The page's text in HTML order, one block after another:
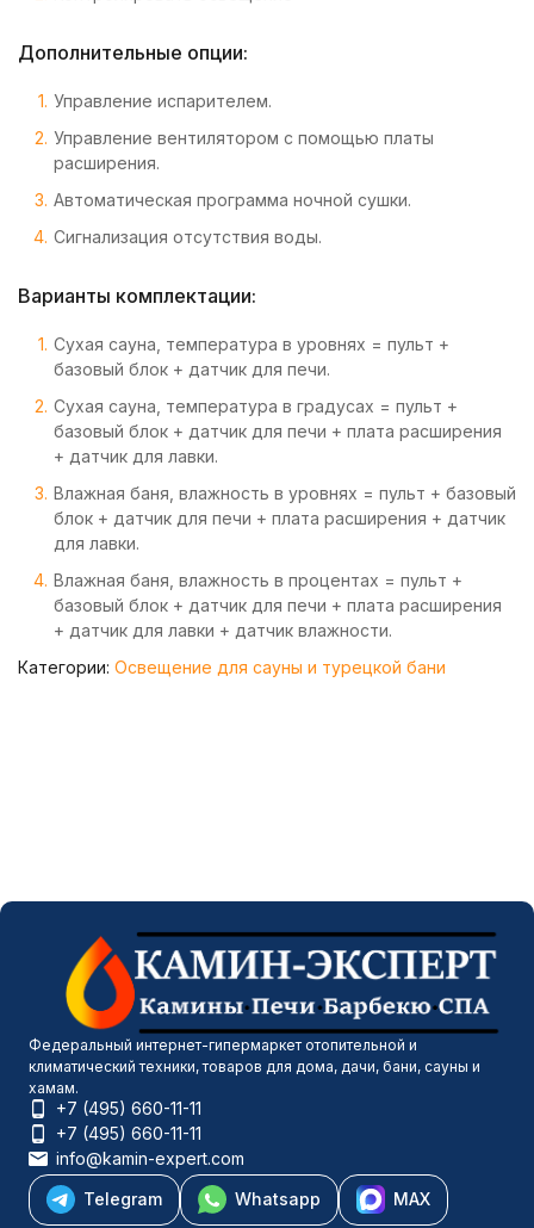
Дополнительные опции:
Управление испарителем.
Управление вентилятором с помощью платы
расширения.
Автоматическая программа ночной сушки.
Сигнализация отсутствия воды.
Варианты комплектации:
Сухая сауна, температура в уровнях = пульт +
базовый блок + датчик для печи.
Сухая сауна, температура в градусах = пульт +
базовый блок + датчик для печи + плата расширения
+ датчик для лавки.
Влажная баня, влажность в уровнях = пульт + базовый
блок + датчик для печи + плата расширения + датчик
для лавки.
Влажная баня, влажность в процентах = пульт +
базовый блок + датчик для печи + плата расширения
+ датчик для лавки + датчик влажности.
Категории: Освещение для сауны и турецкой бани
Федеральный интернет-гипермаркет отопительной и
климатический техники, товаров для дома, дачи, бани, сауны и
хамам.
+7 (495) 660-11-11
+7 (495) 660-11-11
info@kamin-expert.com
Telegram
Whatsapp MAX